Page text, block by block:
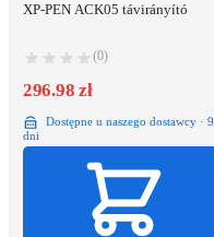
XP-PEN ACK05 távirányító
(0)
296.98 zł
Dostępne u naszego dostawcy · 9
dni